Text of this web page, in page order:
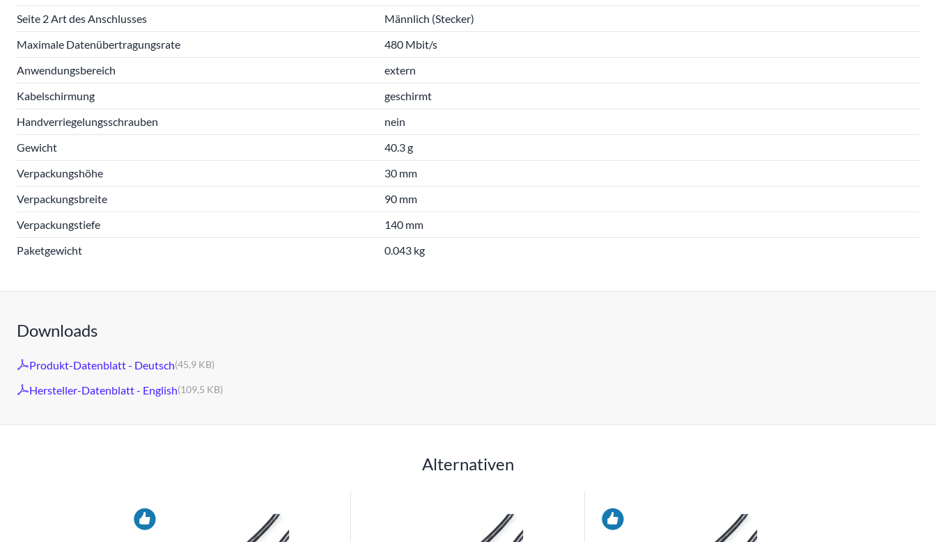
Seite 2 Art des Anschlusses
Männlich (Stecker)
Maximale Datenübertragungsrate
480 Mbit/s
Anwendungsbereich
extern
Kabelschirmung
geschirmt
Handverriegelungsschrauben
nein
Gewicht
40.3 g
Verpackungshöhe
30 mm
Verpackungsbreite
90 mm
Verpackungstiefe
140 mm
Paketgewicht
0.043 kg
Downloads
Produkt-Datenblatt - Deutsch(45,9 KB)
Hersteller-Datenblatt - English(109,5 KB)
Alternativen